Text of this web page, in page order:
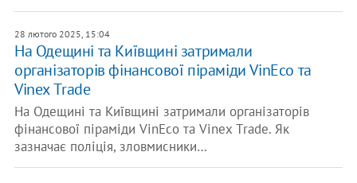
28 лютого 2025, 15:04
На Одещині та Київщині затримали
організаторів фінансової піраміди VinEco та
Vinex Тrade
На Одещині та Київщині затримали організаторів
фінансової піраміди VinEco та Vinex Тrade. Як
зазначає поліція, зловмисники…